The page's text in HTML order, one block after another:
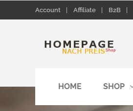
Account Affiliate B2B
HOME SHOP